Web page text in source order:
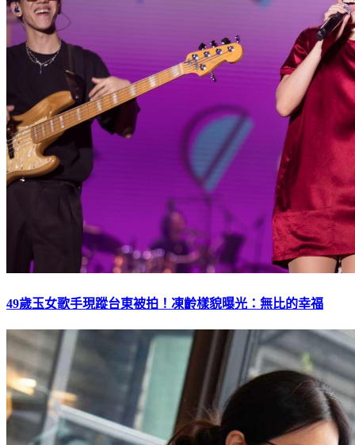
49歲玉女歌手現蹤台東被拍！凍齡樣貌曝光：無比的幸福